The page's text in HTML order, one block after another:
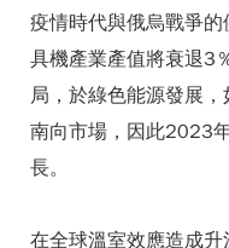
疫情時代與俄烏戰爭
具機產業產值將衰退3
局，於綠色能源發展
南向市場，因此2023
長。
在全球溫室效應造成